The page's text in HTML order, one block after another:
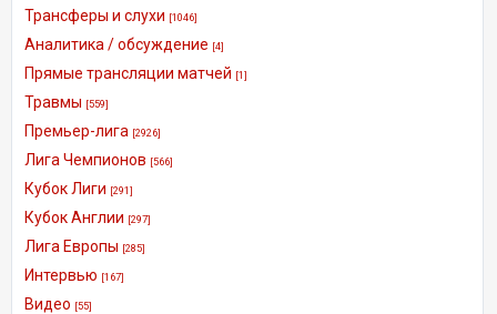
Трансферы и слухи [1046]
Аналитика / обсуждение [4]
Прямые трансляции матчей [1]
Травмы [559]
Премьер-лига [2926]
Лига Чемпионов [566]
Кубок Лиги [291]
Кубок Англии [297]
Лига Европы [285]
Интервью [167]
Видео [55]